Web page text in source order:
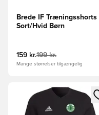
Brede IF Træningsshorts
Sort/Hvid Børn
159 kr.199 kr.
Mange størrelser tilgængelig
Åbner en Modal til at